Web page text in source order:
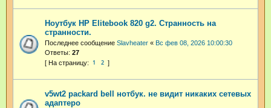
Ноутбук HP Elitebook 820 g2. Странность на
странности.
Последнее сообщение Slavheater « Вс фев 08, 2026 10:00:30
Ответы: 27
1 2
v5wt2 packard bell нотбук. не видит никаких сетевых
адаптеро